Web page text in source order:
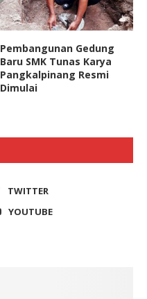
Pembangunan Gedung
Baru SMK Tunas Karya
Pangkalpinang Resmi
Dimulai
TWITTER
YOUTUBE